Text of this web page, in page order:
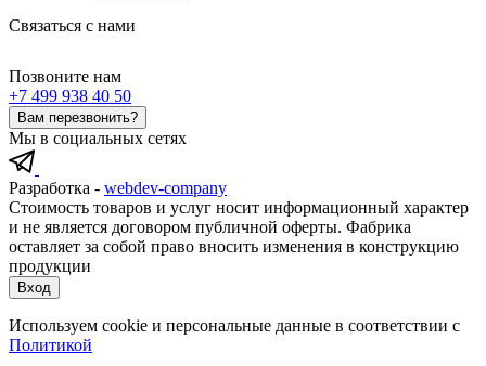
Связаться с нами
Позвоните нам
+7 499 938 40 50
Вам перезвонить?
Мы в социальных сетях
Разработка - webdev-company
Стоимость товаров и услуг носит информационный характер
и не является договором публичной оферты. Фабрика
оставляет за собой право вносить изменения в конструкцию
продукции
Вход
Используем cookie и персональные данные в соответствии с
Политикой